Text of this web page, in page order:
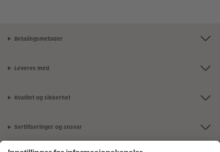
Betalingsmetoder
Leveres med
Kvalitet og sikkerhet
Sertifiseringer og ansvar